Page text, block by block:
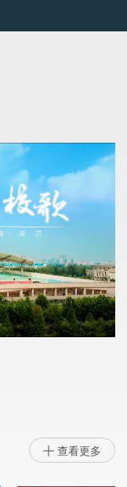
 查看更多